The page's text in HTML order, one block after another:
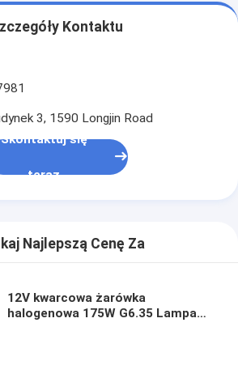
Kontaktu
3, 1590 Longjin Road
Skontaktuj się
teraz
Najlepszą Cenę Za
12V kwarcowa żarówka
halogenowa 175W G6.35 Lampa